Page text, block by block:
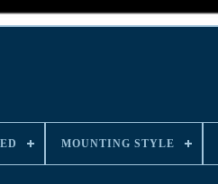
MOUNTING STYLE